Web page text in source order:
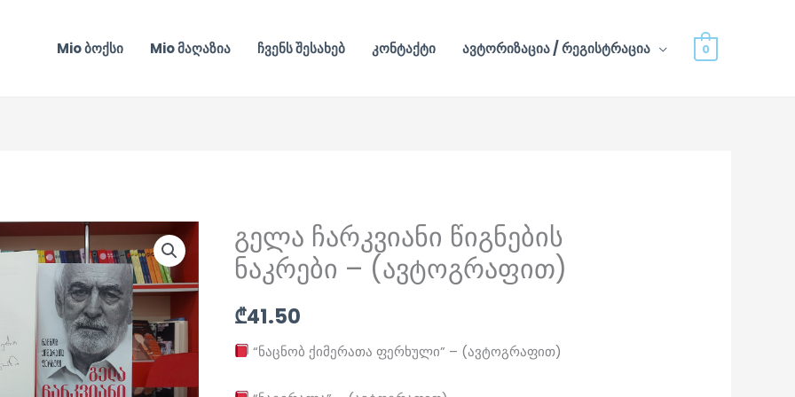
Mio ბოქსი Mio მაღაზია ჩვენს შესახებ კონტაქტი ავტორიზაცია / რეგისტრაცია 0
გელა ჩარკვიანი წიგნების
ნაკრები – (ავტოგრაფით)
₾41.50
“ნაცნობ ქიმერათა ფერხული” – (ავტოგრაფით)